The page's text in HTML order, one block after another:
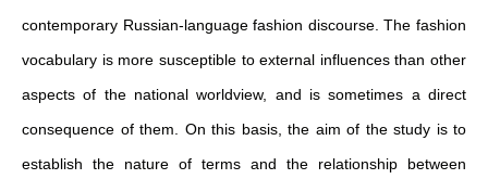
contemporary Russian-language fashion discourse. The fashion
vocabulary is more susceptible to external influences than other
aspects of the national worldview, and is sometimes a direct
consequence of them. On this basis, the aim of the study is to
establish the nature of terms and the relationship between